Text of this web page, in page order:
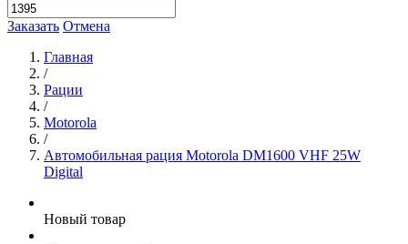
Заказать Отмена
Главная
/
Рации
/
Motorola
/
Автомобильная рация Motorola DM1600 VHF 25W
Digital
Новый товар